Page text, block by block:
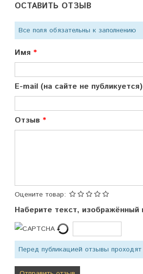
ОСТАВИТЬ ОТЗЫВ
Все поля обязательны к заполнению
Имя
E-mail (на сайте не публикуется)
Отзыв
Оцените товар:
Наберите текст, изображённый
Перед публикацией отзывы